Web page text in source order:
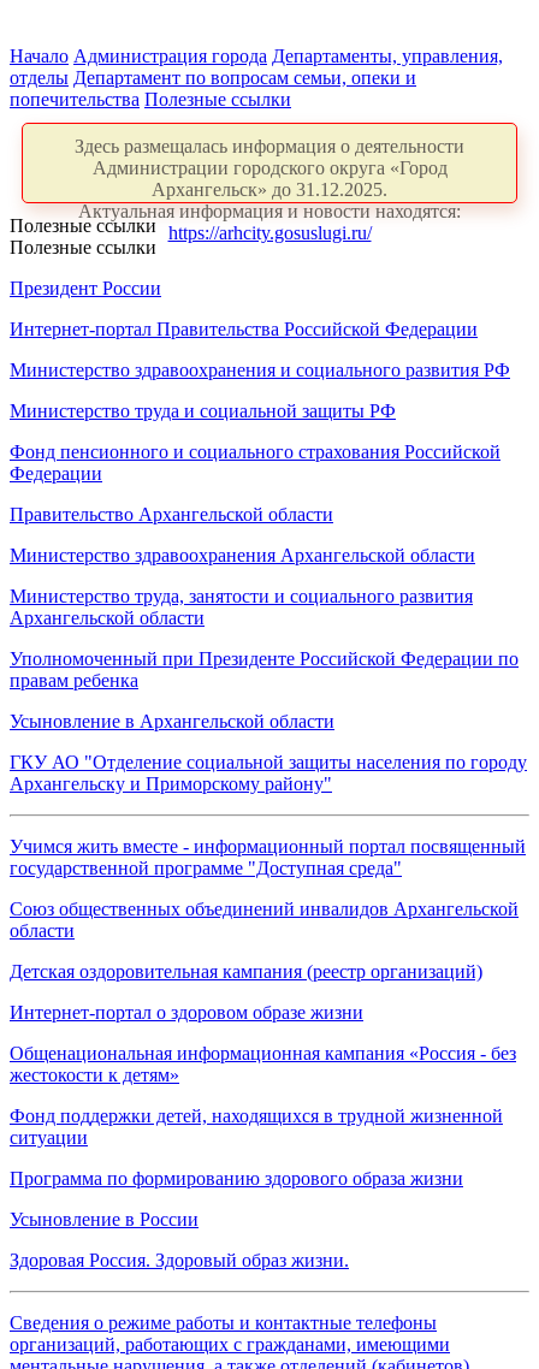
Начало Администрация города Департаменты, управления,
отделы Департамент по вопросам семьи, опеки и
попечительства Полезные ссылки
Здесь размещалась информация о деятельности
Администрации городского округа «Город
Архангельск» до 31.12.2025.
Актуальная информация и новости находятся:
https://arhcity.gosuslugi.ru/
Полезные ссылки
Полезные ссылки
Президент России
Интернет-портал Правительства Российской Федерации
Министерство здравоохранения и социального развития РФ
Министерство труда и социальной защиты РФ
Фонд пенсионного и социального страхования Российской
Федерации
Правительство Архангельской области
Министерство здравоохранения Архангельской области
Министерство труда, занятости и социального развития
Архангельской области
Уполномоченный при Президенте Российской Федерации по
правам ребенка
Усыновление в Архангельской области
ГКУ АО "Отделение социальной защиты населения по городу
Архангельску и Приморскому району"
Учимся жить вместе - информационный портал посвященный
государственной программе "Доступная среда"
Союз общественных объединений инвалидов Архангельской
области
Детская оздоровительная кампания (реестр организаций)
Интернет-портал о здоровом образе жизни
Общенациональная информационная кампания «Россия - без
жестокости к детям»
Фонд поддержки детей, находящихся в трудной жизненной
ситуации
Программа по формированию здорового образа жизни
Усыновление в России
Здоровая Россия. Здоровый образ жизни.
Сведения о режиме работы и контактные телефоны
организаций, работающих с гражданами, имеющими